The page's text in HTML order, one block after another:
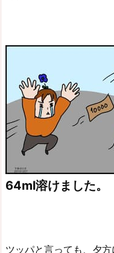
64ml溶けました。
ツッパと言っても、夕方